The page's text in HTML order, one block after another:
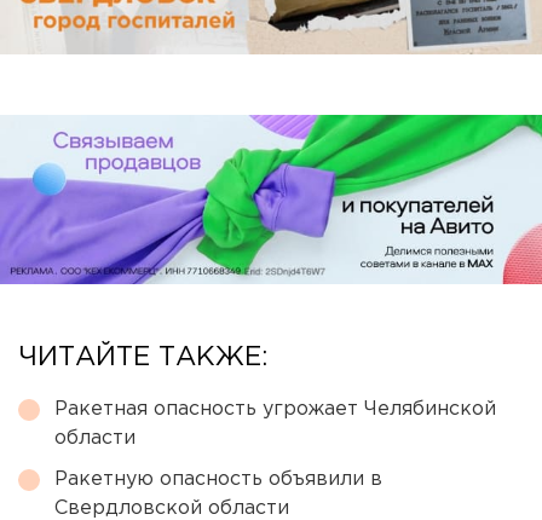
ЧИТАЙТЕ ТАКЖЕ:
Ракетная опасность угрожает Челябинской
области
Ракетную опасность объявили в
Свердловской области